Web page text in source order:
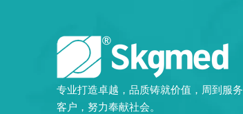
专业打造卓越，品质铸就价值，周到服务
客户，努力奉献社会。